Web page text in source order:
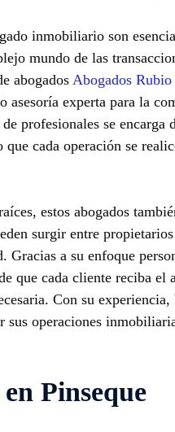
inmobiliario son
mundo de las
abogados Abogados
asesoría experta para la
profesionales se encarga
cada operación se
estos abogados
surgir entre
Gracias a su enfoque
que cada cliente reciba el
Con su experiencia,
sus operaciones
Pinseque